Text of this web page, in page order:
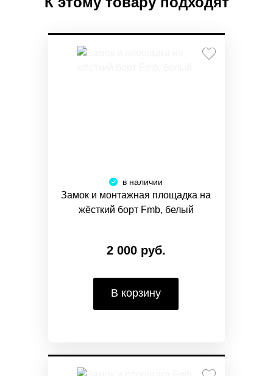
в наличии
Замок и монтажная площадка на
жёсткий борт Fmb, белый
2 000 руб.
В корзину